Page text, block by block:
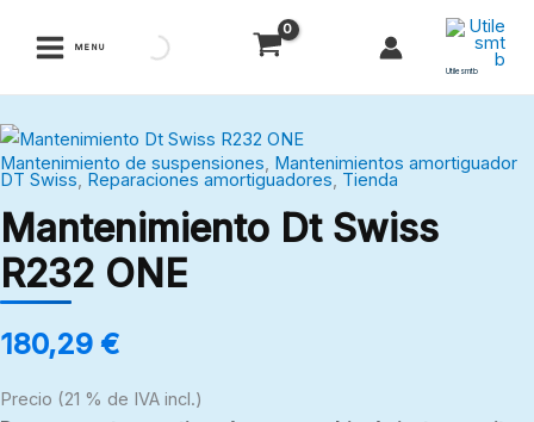
MENU
Utilesmtb
Mantenimiento de suspensiones, Mantenimientos amortiguador
DT Swiss, Reparaciones amortiguadores, Tienda
Mantenimiento Dt Swiss
R232 ONE
180,29 €
Precio (21 % de IVA incl.)
Mantenimiento
Dt
R232
ONE
cantidad